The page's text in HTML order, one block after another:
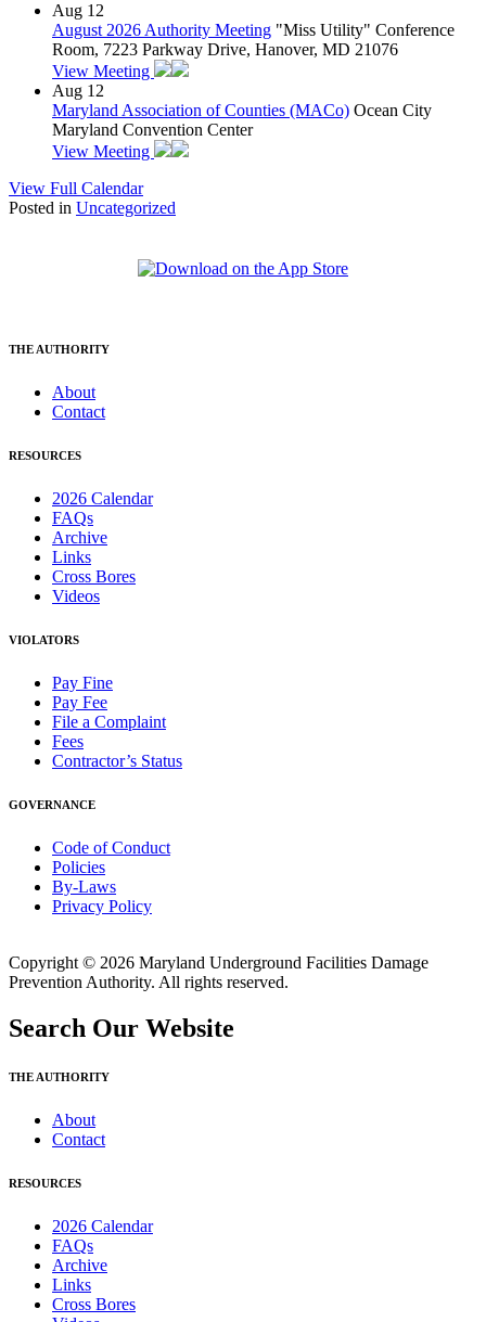
Aug 12
August 2026 Authority Meeting "Miss Utility" Conference
Room, 7223 Parkway Drive, Hanover, MD 21076
View Meeting
Aug 12
Maryland Association of Counties (MACo) Ocean City
Maryland Convention Center
View Meeting
View Full Calendar
Posted in Uncategorized
THE AUTHORITY
About
Contact
RESOURCES
2026 Calendar
FAQs
Archive
Links
Cross Bores
Videos
VIOLATORS
Pay Fine
Pay Fee
File a Complaint
Fees
Contractor’s Status
GOVERNANCE
Code of Conduct
Policies
By-Laws
Privacy Policy
Copyright © 2026 Maryland Underground Facilities Damage
Prevention Authority. All rights reserved.
Search Our Website
THE AUTHORITY
About
Contact
RESOURCES
2026 Calendar
FAQs
Archive
Links
Cross Bores